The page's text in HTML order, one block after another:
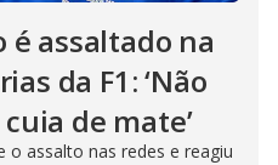
é assaltado na
da F1: ‘Não
de mate’
o assalto nas redes e reagiu